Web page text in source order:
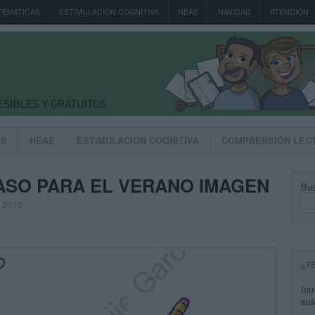
ESTIMULACION COGNITIVA NEAE NAVIDAD ATENCIÓN
NEAE ESTIMULACION COGNITIVA COMPRENSIÓN
PARA EL VERANO IMAGEN